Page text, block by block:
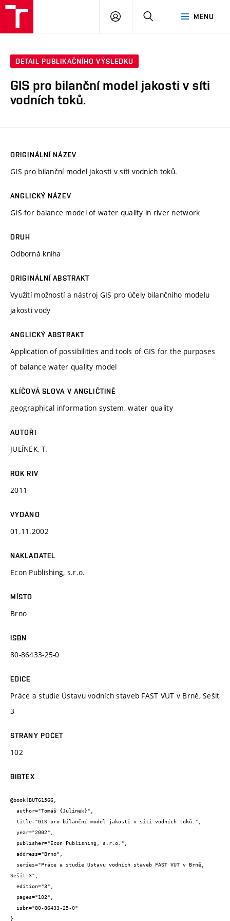
MENU
PŘIHLÁSIT
DETAIL PUBLIKAČNÍHO VÝSLEDKU
GIS pro bilanční model jakosti v síti
vodních toků.
ORIGINÁLNÍ NÁZEV
GIS pro bilanční model jakosti v síti vodních toků.
ANGLICKÝ NÁZEV
GIS for balance model of water quality in river network
DRUH
Odborná kniha
ORIGINÁLNÍ ABSTRAKT
Využití možností a nástroj GIS pro účely bilančního modelu
jakosti vody
ANGLICKÝ ABSTRAKT
Application of possibilities and tools of GIS for the purposes
of balance water quality model
KLÍČOVÁ SLOVA V ANGLIČTINĚ
geographical information system, water quality
AUTOŘI
JULÍNEK, T.
ROK RIV
2011
VYDÁNO
01.11.2002
NAKLADATEL
Econ Publishing, s.r.o.
MÍSTO
Brno
ISBN
80-86433-25-0
EDICE
Práce a studie Ústavu vodních staveb FAST VUT v Brně, Sešit
3
STRANY POČET
102
BIBTEX
@book{BUT61566,
Sešit 3",
}